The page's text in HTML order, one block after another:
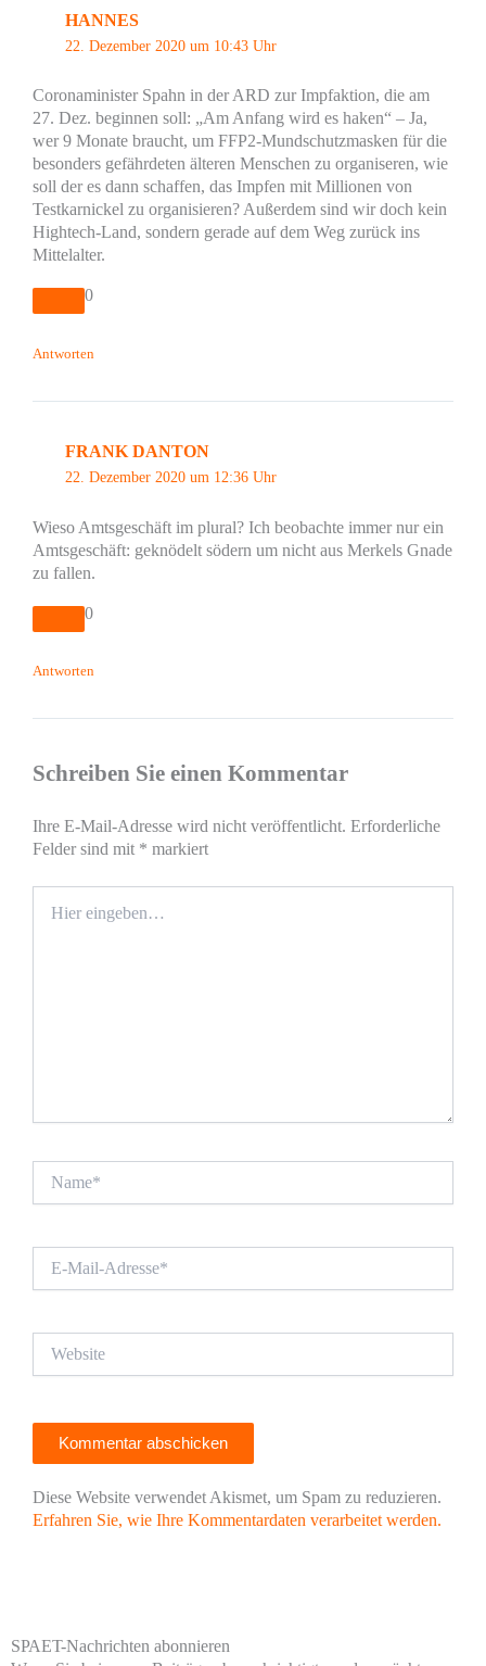
HANNES
22. Dezember 2020 um 10:43 Uhr
Coronaminister Spahn in der ARD zur Impfaktion, die am
27. Dez. beginnen soll: „Am Anfang wird es haken“ – Ja,
wer 9 Monate braucht, um FFP2-Mundschutzmasken für die
besonders gefährdeten älteren Menschen zu organiseren, wie
soll der es dann schaffen, das Impfen mit Millionen von
Testkarnickel zu organisieren? Außerdem sind wir doch kein
Hightech-Land, sondern gerade auf dem Weg zurück ins
Mittelalter.
0
Antworten
FRANK DANTON
22. Dezember 2020 um 12:36 Uhr
Wieso Amtsgeschäft im plural? Ich beobachte immer nur ein
Amtsgeschäft: geknödelt södern um nicht aus Merkels Gnade
zu fallen.
0
Antworten
Schreiben Sie einen Kommentar
Ihre E-Mail-Adresse wird nicht veröffentlicht. Erforderliche
Felder sind mit * markiert
eingeben…
Mail-
Diese Website verwendet Akismet, um Spam zu reduzieren.
Erfahren Sie, wie Ihre Kommentardaten verarbeitet werden.
SPAET-Nachrichten abonnieren